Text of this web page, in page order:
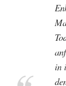
in